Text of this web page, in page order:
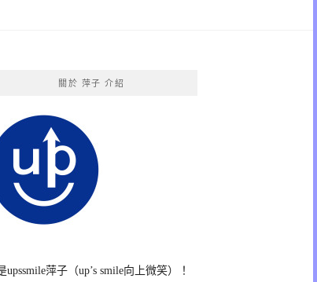
關於 萍子 介紹
upssmile萍子（up’s smile向上微笑）！